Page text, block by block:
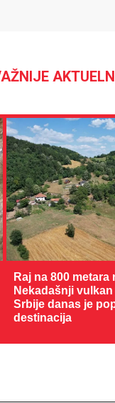
Raj na 800
Nekadašnji
Srbije danas je
destinacija